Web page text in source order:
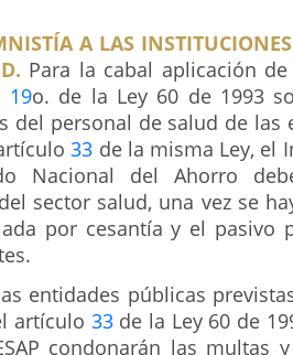
A LAS INSTITUCIONES
Para la cabal aplicación
19o. de la Ley 60 de 1993
del personal de salud de las
33 de la misma Ley, el
Nacional del Ahorro
sector salud, una vez se
por cesantía y el pasivo
entidades públicas
artículo 33de la Ley 60 de
condonarán las multas